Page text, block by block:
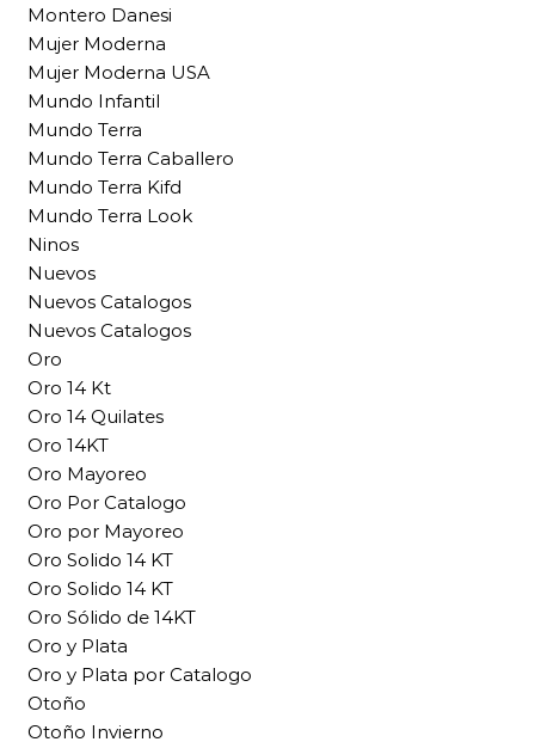
Montero Danesi
Mujer Moderna
Mujer Moderna USA
Mundo Infantil
Mundo Terra
Mundo Terra Caballero
Mundo Terra Kifd
Mundo Terra Look
Ninos
Nuevos
Nuevos Catalogos
Nuevos Catalogos
Oro
Oro 14 Kt
Oro 14 Quilates
Oro 14KT
Oro Mayoreo
Oro Por Catalogo
Oro por Mayoreo
Oro Solido 14 KT
Oro Solido 14 KT
Oro Sólido de 14KT
Oro y Plata
Oro y Plata por Catalogo
Otoño
Otoño Invierno